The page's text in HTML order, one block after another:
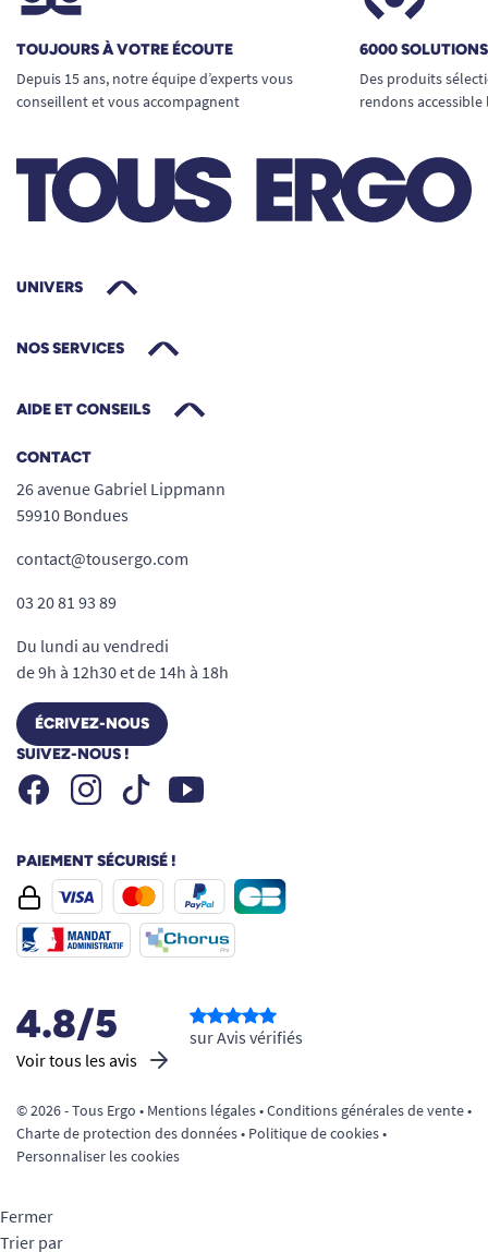
TOUJOURS À VOTRE ÉCOUTE
Depuis 15 ans, notre équipe d’experts vous
conseillent et vous accompagnent
6000
Des produits
rendons
UNIVERS
NOS SERVICES
AIDE ET CONSEILS
CONTACT
26 avenue Gabriel Lippmann
59910 Bondues
contact@tousergo.com
03 20 81 93 89
Du lundi au vendredi
de 9h à 12h30 et de 14h à 18h
ÉCRIVEZ-NOUS
SUIVEZ-NOUS !
FacebookInstagramTiktok Youtube
PAIEMENT SÉCURISÉ !
4.8/5
Voir tous les avis
sur Avis vérifiés
© 2026 - Tous Ergo • Mentions légales•Conditions générales de vente•
Charte de protection des données• Politique de cookies•
Personnaliser les cookies
Fermer
Trier par